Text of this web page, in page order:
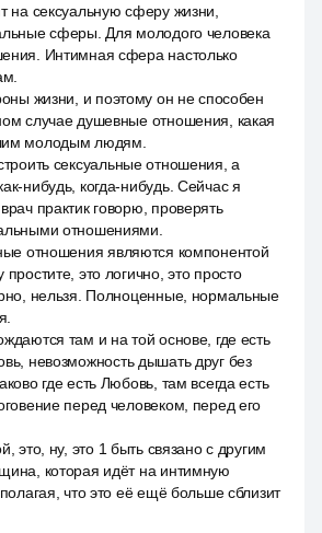
на сексуальную сферу жизни,
сферы. Для молодого человека
Интимная сфера настолько
жизни, и поэтому он не способен
случае душевные отношения, какая
молодым людям.
сексуальные отношения, а
нибудь, когда-нибудь. Сейчас я
практик говорю, проверять
отношениями.
отношения являются компонентой
это логично, это просто
нельзя. Полноценные, нормальные
там и на той основе, где есть
невозможность дышать друг без
где есть Любовь, там всегда есть
перед человеком, перед его
это, ну, это 1 быть связано с другим
которая идёт на интимную
что это её ещё больше сблизит